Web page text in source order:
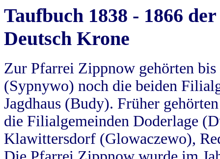
Taufbuch 1838 - 1866
Deutsch Krone
Zur Pfarrei Zippnow gehörten
(Sypnywo) noch die beiden
Jagdhaus (Budy). Früher
die Filialgemeinden Doderlage
Klawittersdorf (Glowaczewo),